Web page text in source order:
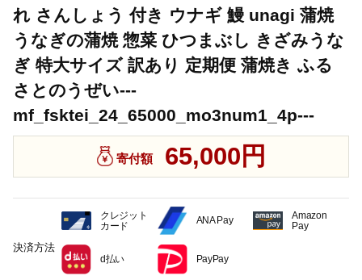
れ さんしょう 付き ウナギ 鰻 unagi 蒲焼
うなぎの蒲焼 惣菜 ひつまぶし きざみうな
ぎ 特大サイズ 訳あり 定期便 蒲焼き ふる
さとのうぜい---
mf_fsktei_24_65000_mo3num1_4p---
寄付額 65,000円
決済方法
クレジット
カード
ANA Pay
Amazon
Pay
d払い PayPay